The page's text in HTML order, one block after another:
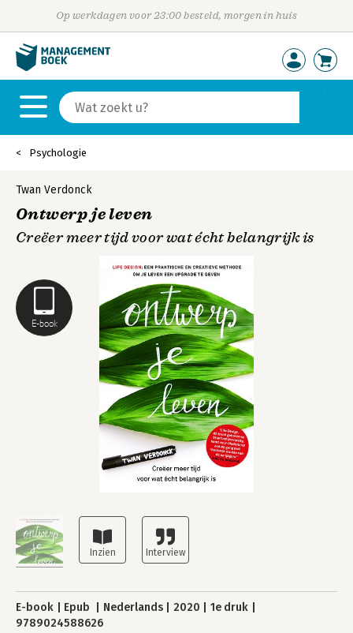
Op werkdagen voor 23:00 besteld, morgen in huis
Psychologie
E-book
Twan Verdonck
Ontwerp je leven
Creëer meer tijd voor wat écht belangrijk is
E-book Epub Nederlands 2020
1e druk
9789024588626